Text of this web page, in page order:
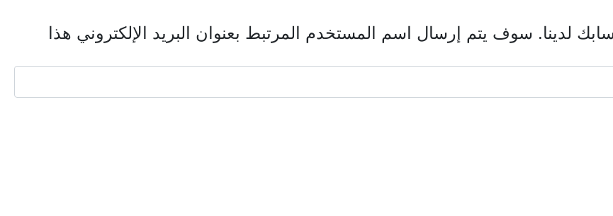
لدينا. سوف يتم إرسال اسم المستخدم المرتبط بعنوان البريد الإلكتروني هذا